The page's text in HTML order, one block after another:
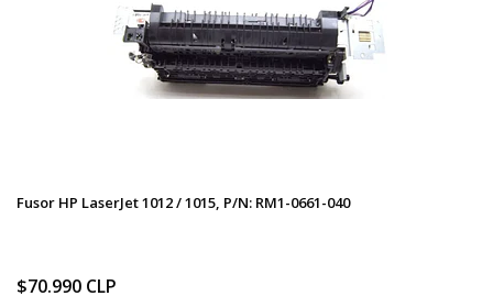
Fusor HP LaserJet 1012 / 1015, P/N: RM1-0661-040
$70.990 CLP